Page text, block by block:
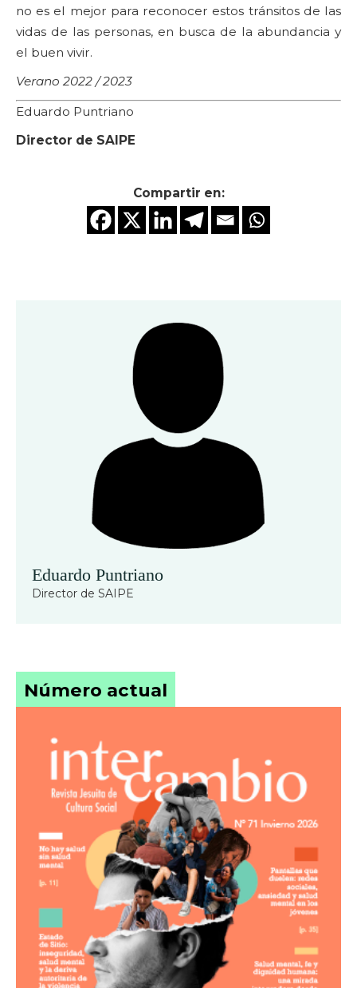
no es el mejor para reconocer estos tránsitos de las
vidas de las personas, en busca de la abundancia y
el buen vivir.
Verano 2022 / 2023
Eduardo Puntriano
Director de SAIPE
Compartir en:
Eduardo Puntriano
Director de SAIPE
Número actual